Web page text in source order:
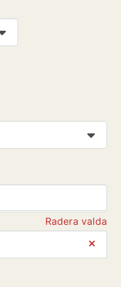
Radera valda
⨯